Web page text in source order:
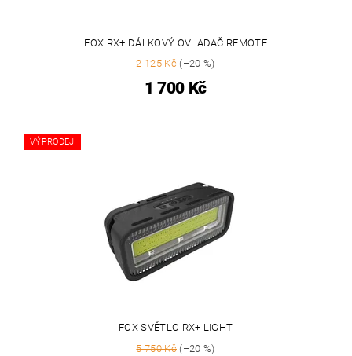
FOX RX+ DÁLKOVÝ OVLADAČ REMOTE
2 125 Kč (–20 %)
1 700 Kč
VÝPRODEJ
FOX SVĚTLO RX+ LIGHT
5 750 Kč (–20 %)